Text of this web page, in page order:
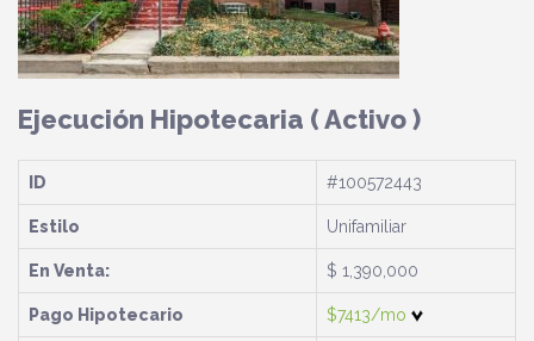
Ejecución Hipotecaria ( Activo )
ID #100572443
Estilo Unifamiliar
En Venta: $ 1,390,000
Pago Hipotecario $7413/mo